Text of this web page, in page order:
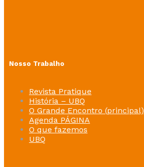
Nosso Trabalho
Revista Pratique
História – UBQ
O Grande Encontro (principal)
Agenda PÁGINA
O que fazemos
UBQ